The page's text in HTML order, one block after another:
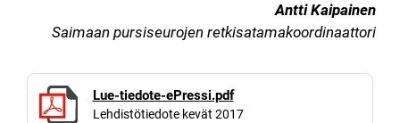
Antti Kaipainen
Saimaan pursiseurojen retkisatamakoordinaattori
Lue-tiedote-ePressi.pdf
Lehdistötiedote kevät 2017